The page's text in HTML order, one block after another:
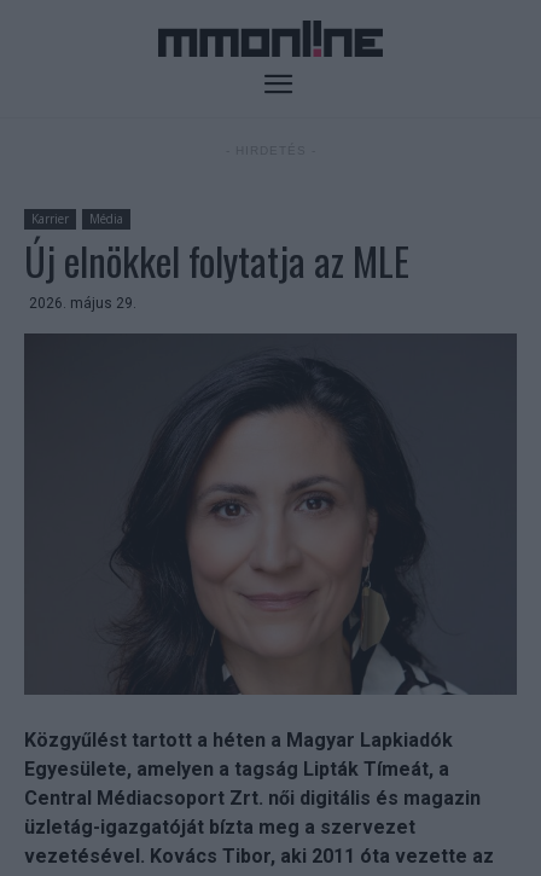
Karrier Média
Új elnökkel folytatja az MLE
2026. május 29.
Közgyűlést tartott a héten a Magyar Lapkiadók
Egyesülete, amelyen a tagság Lipták Tímeát, a
Central Médiacsoport Zrt. női digitális és magazin
üzletág-igazgatóját bízta meg a szervezet
vezetésével. Kovács Tibor, aki 2011 óta vezette az